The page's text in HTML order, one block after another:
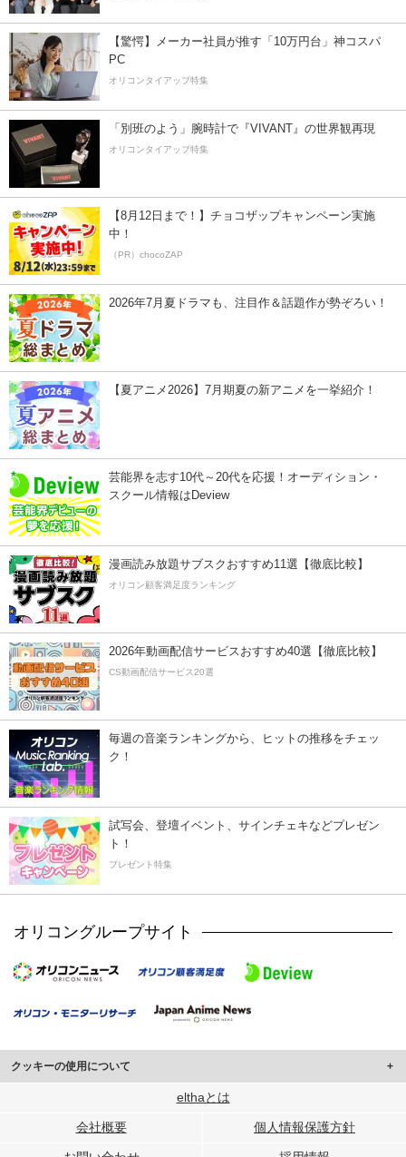
【驚愕】メーカー社員が推す「10万円台」神コスパ
PC
オリコンタイアップ特集
「別班のよう」腕時計で『VIVANT』の世界観再現
オリコンタイアップ特集
【8月12日まで！】チョコザップキャンペーン実施
中！
（PR）chocoZAP
2026年7月夏ドラマも、注目作＆話題作が勢ぞろい！
【夏アニメ2026】7月期夏の新アニメを一挙紹介！
芸能界を志す10代～20代を応援！オーディション・
スクール情報はDeview
漫画読み放題サブスクおすすめ11選【徹底比較】
オリコン顧客満足度ランキング
2026年動画配信サービスおすすめ40選【徹底比較】
CS動画配信サービス20選
毎週の音楽ランキングから、ヒットの推移をチェッ
ク！
試写会、登壇イベント、サインチェキなどプレゼン
ト！
プレゼント特集
オリコングループサイト
クッキーの使用について
このサイトでは Cookie を使用して、ユーザーに合わせたコンテンツや広告の
行っています。
elthaとは
会社概要 個人情報保護方針